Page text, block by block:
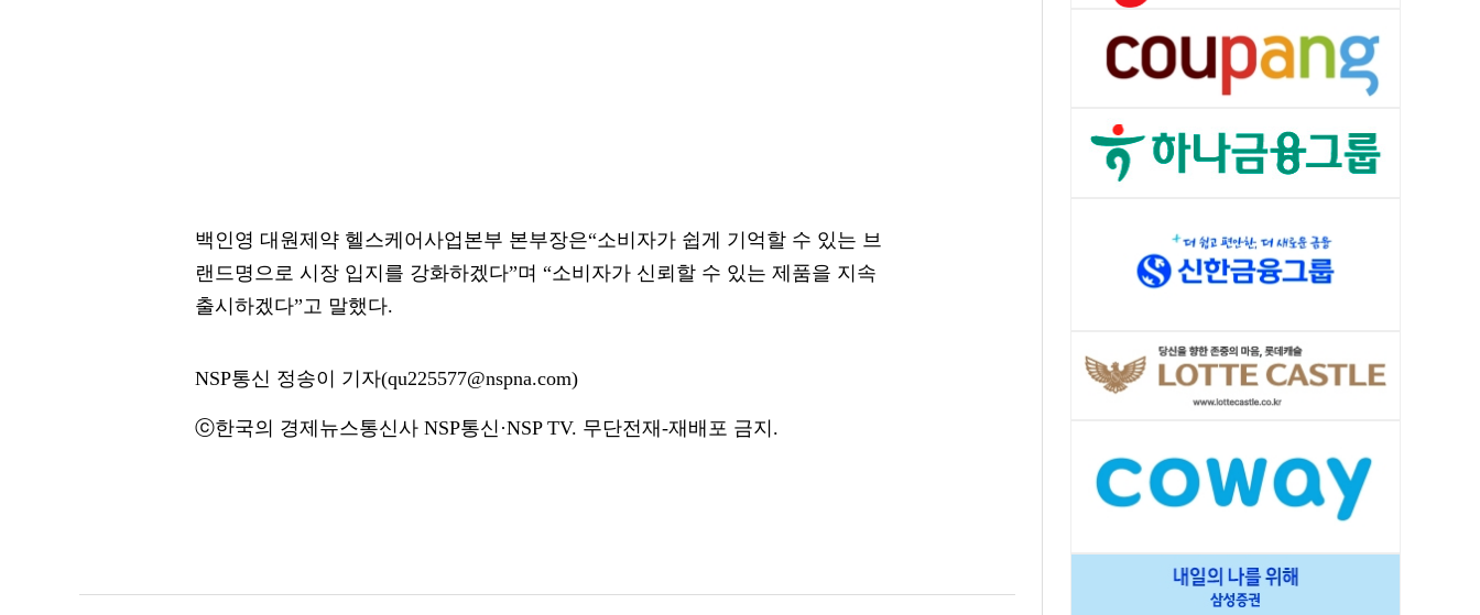
백인영 대원제약 헬스케어사업본부 본부장은“소비자가 쉽게 기억할 수 있는 브
랜드명으로 시장 입지를 강화하겠다”며 “소비자가 신뢰할 수 있는 제품을 지속
출시하겠다”고 말했다.
NSP통신 정송이 기자(qu225577@nspna.com)
ⓒ한국의 경제뉴스통신사 NSP통신·NSP TV. 무단전재-재배포 금지.